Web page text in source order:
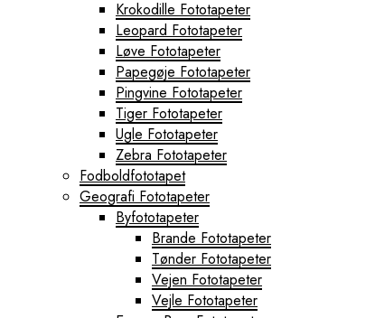
Krokodille Fototapeter
Leopard Fototapeter
Løve Fototapeter
Papegøje Fototapeter
Pingvine Fototapeter
Tiger Fototapeter
Ugle Fototapeter
Zebra Fototapeter
Fodboldfototapet
Geografi Fototapeter
Byfototapeter
Brande Fototapeter
Tønder Fototapeter
Vejen Fototapeter
Vejle Fototapeter